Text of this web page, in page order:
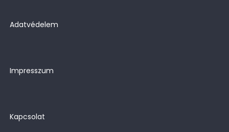
Adatvédelem
Impresszum
Kapcsolat